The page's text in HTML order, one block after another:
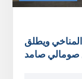
ويطلق
صومالي صامد